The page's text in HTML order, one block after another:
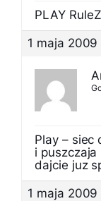
PLAY
1 maja 2009
Play – siec
i
dajcie juz
1 maja 2009